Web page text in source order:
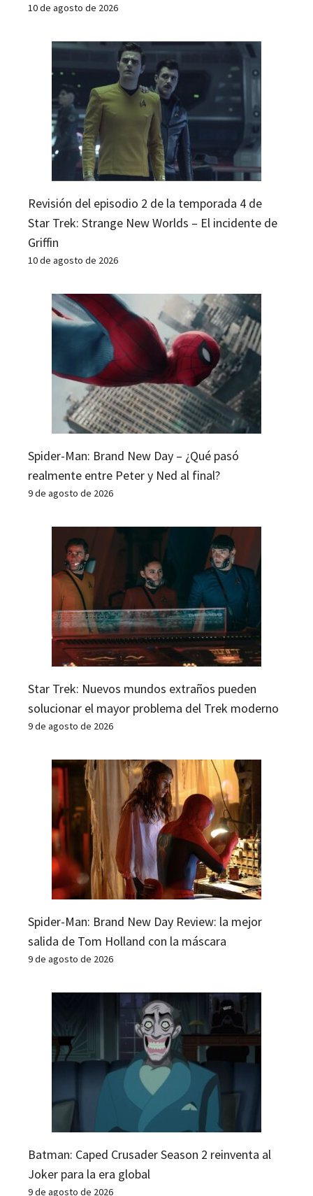
10 de agosto de 2026
Revisión del episodio 2 de la temporada 4 de
Star Trek: Strange New Worlds – El incidente de
Griffin
10 de agosto de 2026
Spider-Man: Brand New Day – ¿Qué pasó
realmente entre Peter y Ned al final?
9 de agosto de 2026
Star Trek: Nuevos mundos extraños pueden
solucionar el mayor problema del Trek moderno
9 de agosto de 2026
Spider-Man: Brand New Day Review: la mejor
salida de Tom Holland con la máscara
9 de agosto de 2026
Batman: Caped Crusader Season 2 reinventa al
Joker para la era global
9 de agosto de 2026